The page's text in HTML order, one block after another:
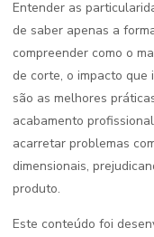
Entender as
de saber apenas a
compreender como o
de corte, o impacto que
são as melhores
acabamento
acarretar problemas
dimensionais,
produto.
Este conteúdo foi